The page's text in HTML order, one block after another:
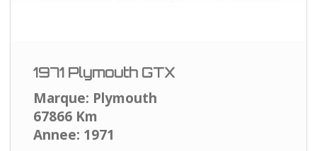
1971 Plymouth GTX
Marque: Plymouth
67866 Km
Annee: 1971